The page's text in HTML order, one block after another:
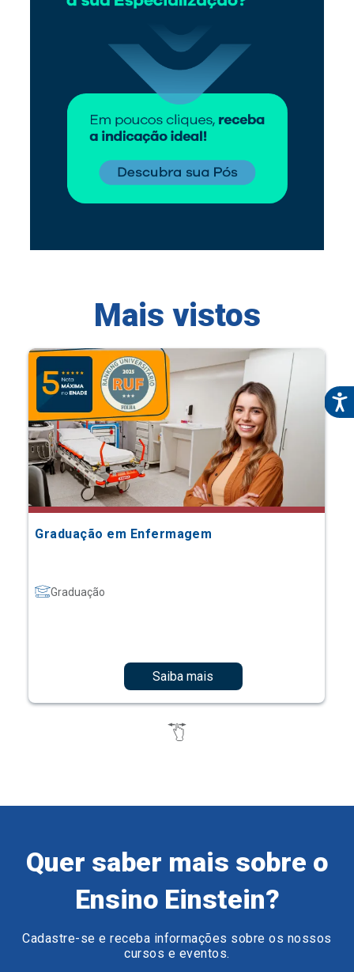
Mais vistos
Graduação em Enfermagem
Graduação
Saiba mais
Quer saber mais sobre o
Ensino Einstein?
Cadastre-se e receba informações sobre os nossos
cursos e eventos.